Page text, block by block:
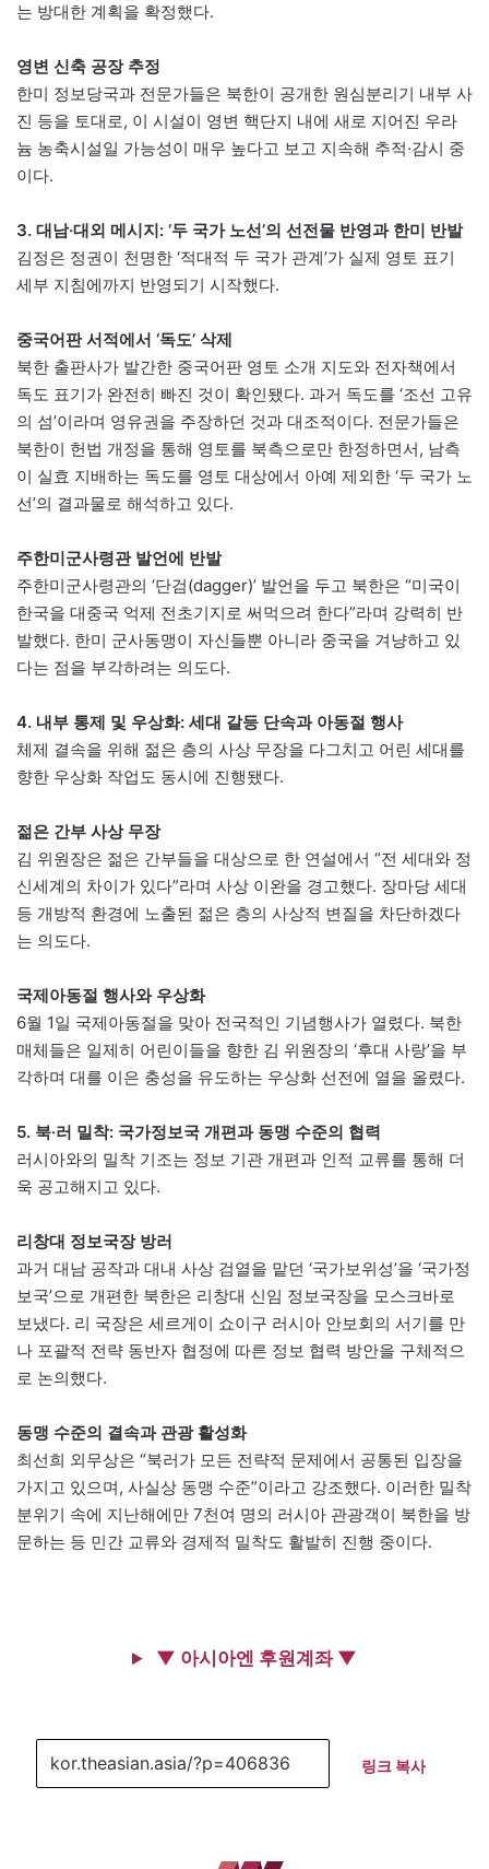
는 방대한 계획을 확정했다.
영변 신축 공장 추정
한미 정보당국과 전문가들은 북한이 공개한 원심분리기 내부 사
진 등을 토대로, 이 시설이 영변 핵단지 내에 새로 지어진 우라
늄 농축시설일 가능성이 매우 높다고 보고 지속해 추적·감시 중
이다.
3. 대남·대외 메시지: ‘두 국가 노선’의 선전물 반영과 한미 반발
김정은 정권이 천명한 ‘적대적 두 국가 관계’가 실제 영토 표기
세부 지침에까지 반영되기 시작했다.
중국어판 서적에서 ‘독도’ 삭제
북한 출판사가 발간한 중국어판 영토 소개 지도와 전자책에서
독도 표기가 완전히 빠진 것이 확인됐다. 과거 독도를 ‘조선 고유
의 섬’이라며 영유권을 주장하던 것과 대조적이다. 전문가들은
북한이 헌법 개정을 통해 영토를 북측으로만 한정하면서, 남측
이 실효 지배하는 독도를 영토 대상에서 아예 제외한 ‘두 국가 노
선’의 결과물로 해석하고 있다.
주한미군사령관 발언에 반발
주한미군사령관의 ‘단검(dagger)’ 발언을 두고 북한은 “미국이
한국을 대중국 억제 전초기지로 써먹으려 한다”라며 강력히 반
발했다. 한미 군사동맹이 자신들뿐 아니라 중국을 겨냥하고 있
다는 점을 부각하려는 의도다.
4. 내부 통제 및 우상화: 세대 갈등 단속과 아동절 행사
체제 결속을 위해 젊은 층의 사상 무장을 다그치고 어린 세대를
향한 우상화 작업도 동시에 진행됐다.
젊은 간부 사상 무장
김 위원장은 젊은 간부들을 대상으로 한 연설에서 “전 세대와 정
신세계의 차이가 있다”라며 사상 이완을 경고했다. 장마당 세대
등 개방적 환경에 노출된 젊은 층의 사상적 변질을 차단하겠다
는 의도다.
국제아동절 행사와 우상화
6월 1일 국제아동절을 맞아 전국적인 기념행사가 열렸다. 북한
매체들은 일제히 어린이들을 향한 김 위원장의 ‘후대 사랑’을 부
각하며 대를 이은 충성을 유도하는 우상화 선전에 열을 올렸다.
5. 북·러 밀착: 국가정보국 개편과 동맹 수준의 협력
러시아와의 밀착 기조는 정보 기관 개편과 인적 교류를 통해 더
욱 공고해지고 있다.
리창대 정보국장 방러
과거 대남 공작과 대내 사상 검열을 맡던 ‘국가보위성’을 ‘국가정
보국’으로 개편한 북한은 리창대 신임 정보국장을 모스크바로
보냈다. 리 국장은 세르게이 쇼이구 러시아 안보회의 서기를 만
나 포괄적 전략 동반자 협정에 따른 정보 협력 방안을 구체적으
로 논의했다.
동맹 수준의 결속과 관광 활성화
최선희 외무상은 “북러가 모든 전략적 문제에서 공통된 입장을
가지고 있으며, 사실상 동맹 수준”이라고 강조했다. 이러한 밀착
분위기 속에 지난해에만 7천여 명의 러시아 관광객이 북한을 방
문하는 등 민간 교류와 경제적 밀착도 활발히 진행 중이다.
▼ 아시아엔 후원계좌 ▼
링크 복사